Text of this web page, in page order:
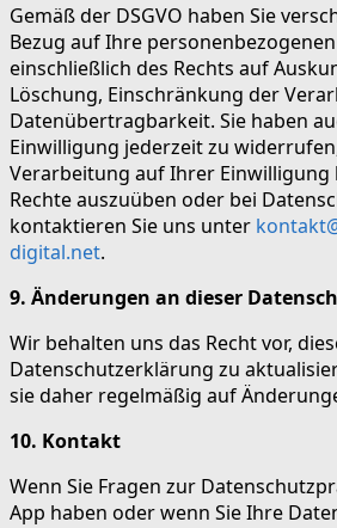
Gemäß der DSGVO haben Sie
Bezug auf Ihre
einschließlich des Rechts auf
Löschung, Einschränkung der
Datenübertragbarkeit. Sie haben
Einwilligung jederzeit zu
Verarbeitung auf Ihrer Einwilligung
Rechte auszuüben oder bei
kontaktieren Sie uns unter
digital.net.
9. Änderungen an dieser
Wir behalten uns das Recht vor,
Datenschutzerklärung zu
sie daher regelmäßig auf
10. Kontakt
Wenn Sie Fragen zur
App haben oder wenn Sie Ihre